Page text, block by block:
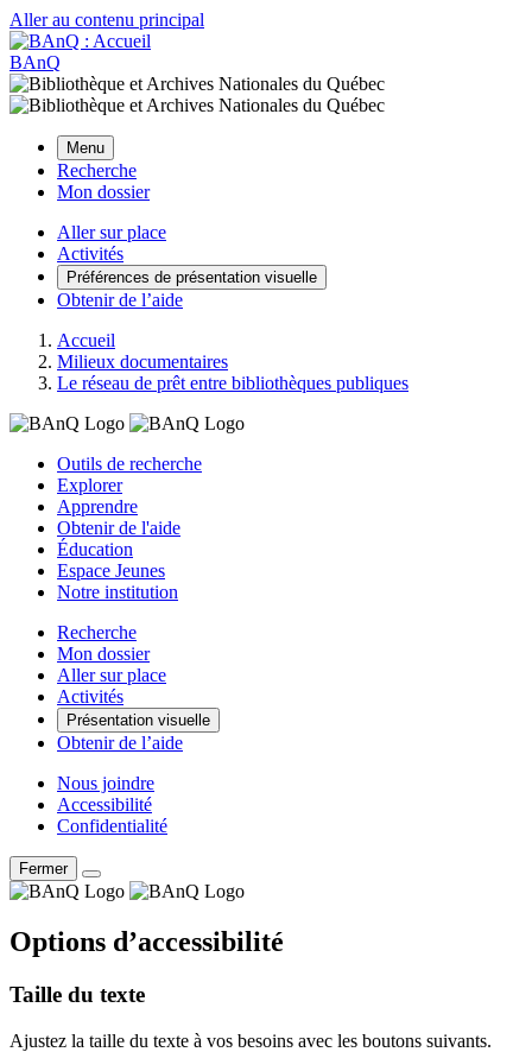
Aller au contenu principal
BAnQ
Menu
Recherche
Mon dossier
Aller sur place
Activités
Préférences de présentation visuelle
Obtenir de l’aide
Accueil
Milieux documentaires
Le réseau de prêt entre bibliothèques publiques
Outils de recherche
Explorer
Apprendre
Obtenir de l'aide
Éducation
Espace Jeunes
Notre institution
Recherche
Mon dossier
Aller sur place
Activités
Présentation visuelle
Obtenir de l’aide
Nous joindre
Accessibilité
Confidentialité
Fermer
Options d’accessibilité
Taille du texte
Ajustez la taille du texte à vos besoins avec les boutons suivants.